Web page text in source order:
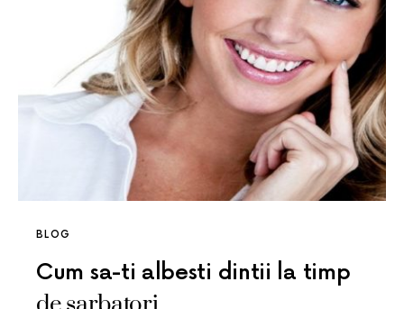
BLOG
Cum sa-ti albesti dintii la timp